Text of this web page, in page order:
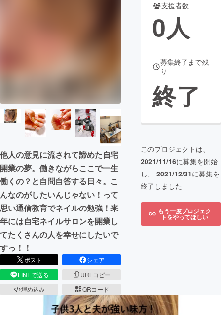
CAMPFIRE Creation
他人の意見に流されて諦めた自宅
開業の夢。働きながらここで一生
働くの？と自問自答する日々。こ
んなのがしたいんじゃない！って
思い通信教育でネイルの勉強！来
年には自宅ネイルサロンを開業し
てたくさんの人を幸せにしたいで
すっ！！
ポスト
シェア
LINEで送る
URLコピー
埋め込み
QRコード
支援者数
0人
募集終了まで残
り
終了
このプロジェクトは、
2021/11/16に募集を開始
し、 2021/12/31に募集を
終了しました
もう一度プロジェク
トをやってほしい